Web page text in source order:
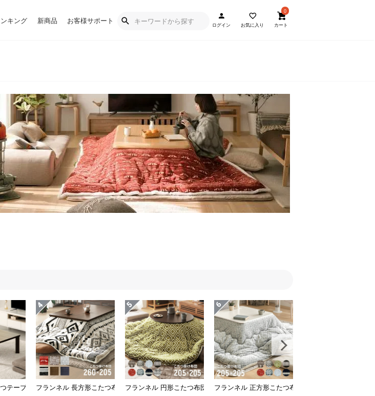
キング 新商品 お客様サポート
ログイン お気に入り
0
カート
テーブル 長方形フランネル 長方形こたつ布団
フランネル 円形こたつ布団
フランネル 正方形こたつ布団